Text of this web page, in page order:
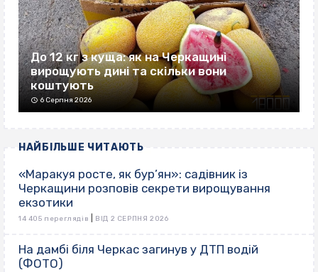
До 12 кг з куща: як на Черкащині
вирощують дині та скільки вони
коштують
6 Серпня 2026
НАЙБІЛЬШЕ ЧИТАЮТЬ
«Маракуя росте, як бур’ян»: садівник із
Черкащини розповів секрети вирощування
екзотики
14 405 переглядів ВІД 2 СЕРПНЯ 2026
На дамбі біля Черкас загинув у ДТП водій
(ФОТО)